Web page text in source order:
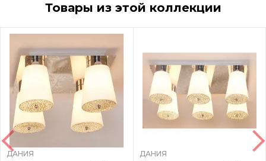
Товары из этой коллекции
ДАНИЯ
ДАНИЯ